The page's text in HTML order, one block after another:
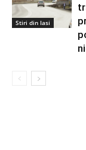
Stiri din Iasi